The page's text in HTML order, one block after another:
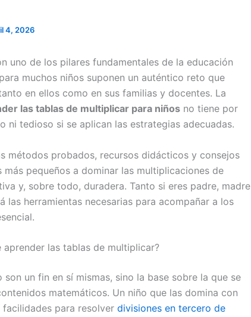
4, 2026
uno de los pilares fundamentales de la educación
muchos niños suponen un auténtico reto que
en ellos como en sus familias y docentes. La
las tablas de multiplicar para niños no tiene por
ni tedioso si se aplican las estrategias adecuadas.
métodos probados, recursos didácticos y consejos
pequeños a dominar las multiplicaciones de
y, sobre todo, duradera. Tanto si eres padre, madre
las herramientas necesarias para acompañar a los
las tablas de multiplicar?
un fin en sí mismas, sino la base sobre la que se
matemáticos. Un niño que las domina con
para resolver divisiones en tercero de